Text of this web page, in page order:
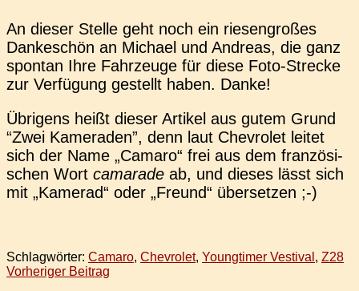
An dieser Stelle geht noch ein rie­sen­gro­ßes
Dan­ke­schön an Micha­el und Andre­as, die ganz
spon­tan Ihre Fahr­zeu­ge für diese Foto-Stre­cke
zur Ver­fü­gung gestellt haben. Danke!
Übri­gens heißt dieser Arti­kel aus gutem Grund
“Zwei Kame­ra­den”, denn laut Che­vro­let leitet
sich der Name „Camaro“ frei aus dem fran­zö­si­
schen Wort cama­ra­de ab, und dieses lässt sich
mit „Kame­rad“ oder „Freund“ übersetzen ;-)
Schlagwörter: Camaro, Chevrolet, Youngtimer Vestival , Z28
Beitragsnavigation
Vorheriger Beitrag